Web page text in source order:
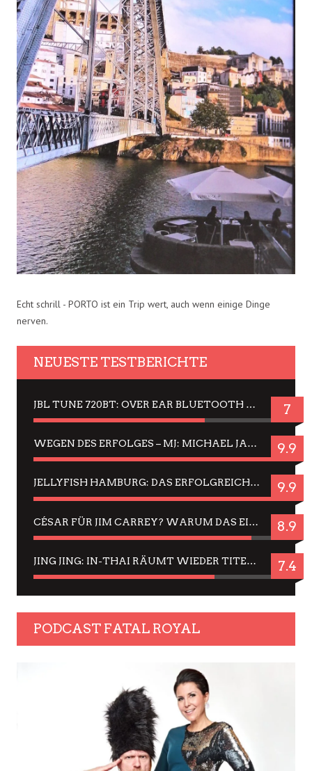
Echt schrill - PORTO ist ein Trip wert, auch wenn einige Dinge
nerven.
NEUESTE TESTBERICHTE
JBL TUNE 720BT: OVER EAR BLUETOOTH KOPFHÖRER UM DIE 50,-€ IM DAUER-TEST 7
WEGEN DES ERFOLGES – MJ: MICHAEL JACKSON MUSICAL IN EINER MATINEE SEHEN 9.9
JELLYFISH HAMBURG: DAS ERFOLGREICHE SOMMER-MENÜ 2025 IN GEFÜHLEN UND BILDERN 9.9
CÉSAR FÜR JIM CARREY? WARUM DAS EINER DER NERVIGSTEN ACTORS IST UND BLEIBT 8.9
JING JING: IN-THAI RÄUMT WIEDER TITEL AB – EIN ZWEI-STUNDEN-ERLEBNISBERICHT 7.4
PODCAST FATAL ROYAL